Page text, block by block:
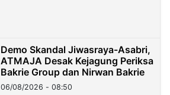
Demo Skandal Jiwasraya-Asabri,
ATMAJA Desak Kejagung Periksa
Bakrie Group dan Nirwan Bakrie
06/08/2026 - 08:50